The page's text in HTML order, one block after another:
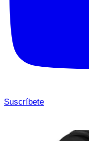
Suscríbete